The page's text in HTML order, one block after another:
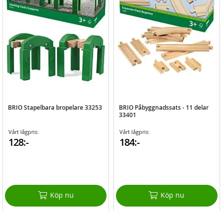
BRIO Stapelbara bropelare 33253
Vårt lågpris:
128:-
Köp nu
BRIO Påbyggnadssats - 11 delar
33401
Vårt lågpris:
184:-
Köp nu